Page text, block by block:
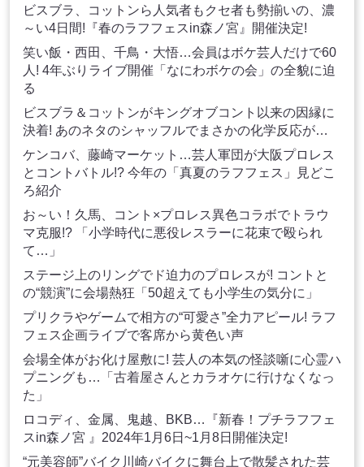
ビスブラ、コットンら人気者もクセ者も勢揃いの、濃
～い4日間!『春のラフフェスin森ノ宮』開催決定!
笑い飯・西田、千鳥・大悟…会員はボケ芸人だけで60
人! 4年ぶりライブ開催「なにわボケの会」の全貌に迫
る
ビスブラ＆コットンがキングオブコント以来の因縁に
決着! あのネタのシャッフルでまさかの化学反応が…
ケンコバ、藤崎マーケット…芸人軍団が大阪プロレス
とコントバトル!? 今年の「真夏のラフフェス」見どこ
ろ紹介
お～い！久馬、コント×プロレス異色コラボでトラウ
マ克服!? 「小学時代に悪役レスラーに花束で殴られ
て…」
ステージ上のリングでド迫力のプロレスが! コントと
の“競演”に会場熱狂「50超えても小学生の気分に」
プリクラやゲームで相方の“可愛さ”全力アピール! ラフ
フェス企画ライブで客席から黄色い声
会場全体がお化け屋敷に! 芸人の本気の怪談噺に心霊ハ
プニングも…「古着屋さんとカラオケに行けなくなっ
た」
ロコディ、金属、鬼越、BKB…『新春！プチラフフェ
スin森ノ宮 』2024年1月6日~1月8日開催決定!
“元美容師”バイク川崎バイクに舞台上で散髪された芸